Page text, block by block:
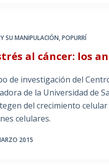
SU MANIPULACIÓN,POPURRÍ
al cáncer: los
de investigación del
de la Universidad de
del crecimiento
celulares.
2015